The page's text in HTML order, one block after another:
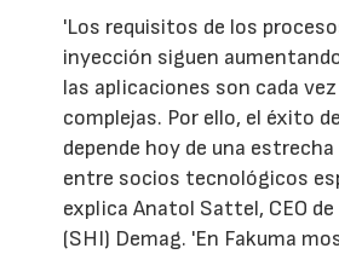
'Los requisitos de los
inyección siguen
las aplicaciones son cada
complejas. Por ello, el éxito
depende hoy de una
entre socios tecnológicos
explica Anatol Sattel, CEO
(SHI) Demag. 'En Fakuma